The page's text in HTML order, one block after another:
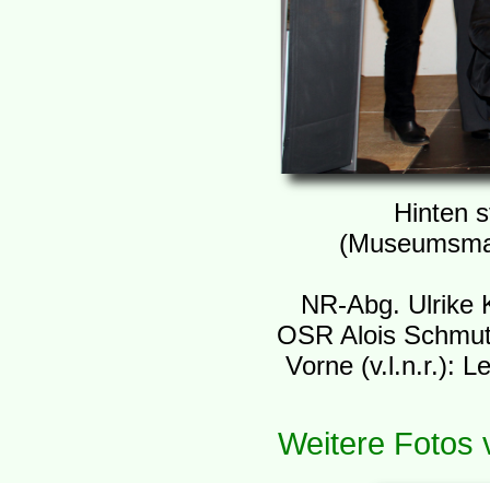
Hinten
NR-Abg. Ulrike
OSR Alois
Vorne (v.l.n.r.):
Weitere Fotos